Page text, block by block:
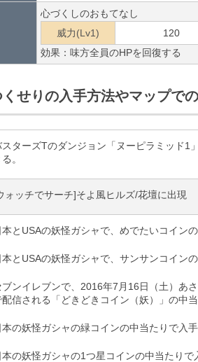
心づくしのおもてなし
威力(Lv1)
120
効果：味方全員のHPを回復する
せりの入手方法やマップで
スターズTのダンジョン「ヌーピラミッド1
。
ォッチでサーチ]そよ風ヒルズ/花壇に出現
本とUSAの妖怪ガシャで、めでたいコイン
本とUSAの妖怪ガシャで、サンサンコイン
ブンイレブンで、2016年7月16日（土）
配信される「どきどきコイン（妖）」の中
本の妖怪ガシャの緑コインの中当たりで入手
本の妖怪ガシャの1つ星コインの中当たりで